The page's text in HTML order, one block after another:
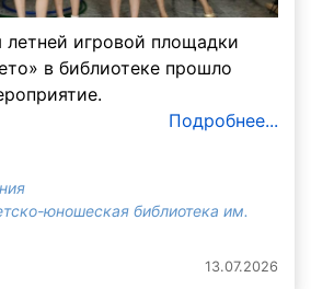
игровой площадки
в библиотеке прошло
Подробнее...
юношеская библиотека им.
13.07.2026